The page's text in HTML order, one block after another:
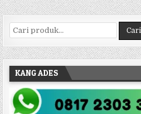
Pencarian untuk: Cari
KANG ADES